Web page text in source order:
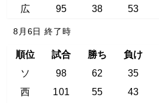
広
95 38 53
8月6日 終了時
順位 試合 勝ち 負け
ソ
98 62 35
西
101 55 43